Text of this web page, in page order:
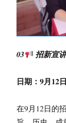
03 招新宣
日期：9月12日
在9月12日的